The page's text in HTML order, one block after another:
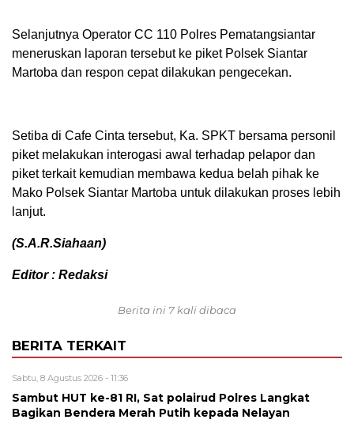
Selanjutnya Operator CC 110 Polres Pematangsiantar
meneruskan laporan tersebut ke piket Polsek Siantar
Martoba dan respon cepat dilakukan pengecekan.
Setiba di Cafe Cinta tersebut, Ka. SPKT bersama personil
piket melakukan interogasi awal terhadap pelapor dan
piket terkait kemudian membawa kedua belah pihak ke
Mako Polsek Siantar Martoba untuk dilakukan proses lebih
lanjut.
(S.A.R.Siahaan)
Editor : Redaksi
Berita ini 7 kali dibaca
BERITA TERKAIT
Sabtu, 8 Agustus 2026 - 11:36
Sambut HUT ke-81 RI, Sat polairud Polres Langkat
Bagikan Bendera Merah Putih kepada Nelayan